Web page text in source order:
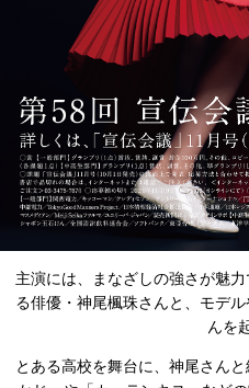
主演には、まなざしの強さが魅
る俳優・神尾楓珠さんと、モデ
んを
とある高校を舞台に、神尾さん